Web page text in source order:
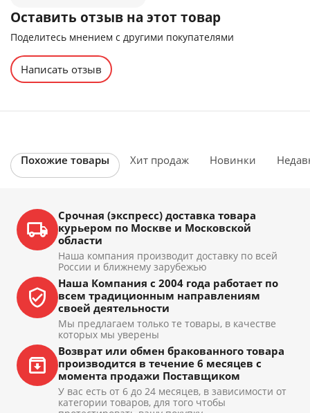
Оставить отзыв на этот товар
Поделитесь мнением с другими покупателями
Написать отзыв
Похожие товары Хит продаж Новинки
Срочная (экспресс) доставка товара
курьером по Москве и Московской
области
Наша компания производит доставку по всей
России и ближнему зарубежью
Наша Компания с 2004 года работает по
всем традиционным направлениям
своей деятельности
Мы предлагаем только те товары, в качестве
которых мы уверены
Возврат или обмен бракованного товара
производится в течение 6 месяцев с
момента продажи Поставщиком
У вас есть от 6 до 24 месяцев, в зависимости от
категории товаров, для того чтобы